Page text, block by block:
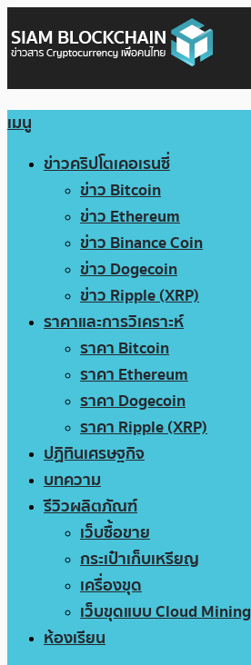
เมนู
ข่าวคริปโตเคอเรนซี่
ข่าว Bitcoin
ข่าว Ethereum
ข่าว Binance Coin
ข่าว Dogecoin
ข่าว Ripple (XRP)
ราคาและการวิเคราะห์
ราคา Bitcoin
ราคา Ethereum
ราคา Dogecoin
ราคา Ripple (XRP)
ปฏิทินเศรษฐกิจ
บทความ
รีวิวผลิตภัณฑ์
เว็บซื้อขาย
กระเป๋าเก็บเหรียญ
เครื่องขุด
เว็บขุดแบบ Cloud Mining
ห้องเรียน